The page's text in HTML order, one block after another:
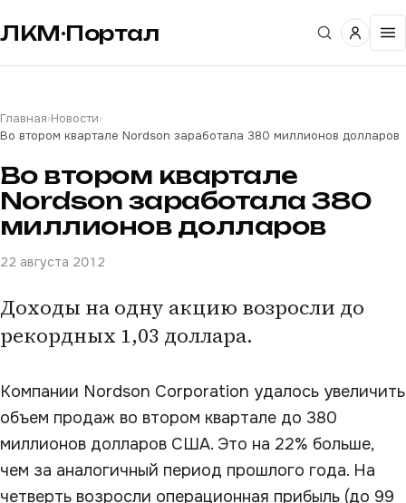
ЛКМ·Портал
Главная›Новости›
Во втором квартале Nordson заработала 380 миллионов долларов
Во втором квартале
Nordson заработала 380
миллионов долларов
22 августа 2012
Доходы на одну акцию возросли до
рекордных 1,03 доллара.
Компании Nordson Corporation удалось увеличить
объем продаж во втором квартале до 380
миллионов долларов США. Это на 22% больше,
чем за аналогичный период прошлого года. На
четверть возросли операционная прибыль (до 99